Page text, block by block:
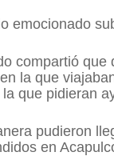
emocionado
compartió
la que
que pidieran
pudieron
en